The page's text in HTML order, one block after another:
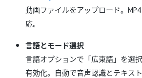
動画ファイルをアップロード。
応。
言語とモード選択
言語オプションで「広東語」を選
有効化。自動で音声認識とテキスト